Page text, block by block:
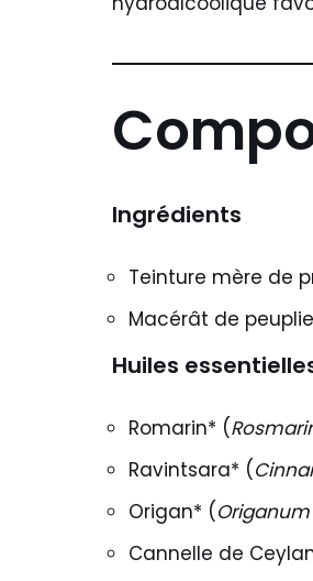
Ingrédients
Teinture mère de
Macérât de
Huiles
Romarin* (
Ravintsara* (
Origan* (
Cannelle de